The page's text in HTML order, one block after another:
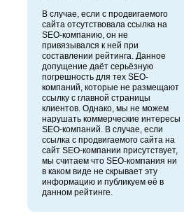
В случае, если с продвигаемого
сайта отсутствовала ссылка на
SEO-компанию, он не
привязывался к ней при
составлении рейтинга. Данное
допущение даёт серьёзную
погрешность для тех SEO-
компаний, которые не размещают
ссылку с главной страницы
клиентов. Однако, мы не можем
нарушать коммерческие интересы
SEO-компаний. В случае, если
ссылка с продвигаемого сайта на
сайт SEO-компании присутствует,
мы считаем что SEO-компания ни
в каком виде не скрывает эту
информацию и публикуем её в
данном рейтинге.